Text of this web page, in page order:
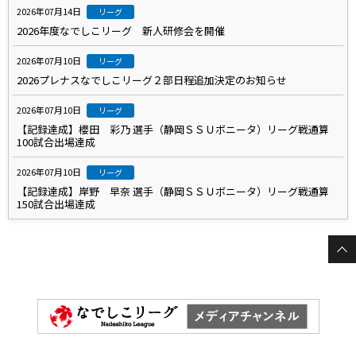
2026年07月14日 リーグ
2026年度なでしこリーグ 新人研修会を開催
2026年07月10日 リーグ
2026プレナスなでしこリーグ２部日程追加決定のお知らせ
2026年07月10日 リーグ
【記録達成】櫻田 彩乃 選手（静岡ＳＳＵボニータ）リーグ戦通算
100試合出場達成
2026年07月10日 リーグ
【記録達成】岸野 早奈 選手（静岡ＳＳＵボニータ）リーグ戦通算
150試合出場達成